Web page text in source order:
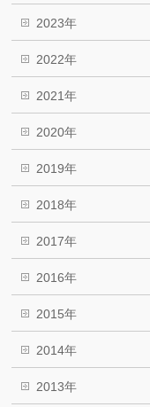
2023年
2022年
2021年
2020年
2019年
2018年
2017年
2016年
2015年
2014年
2013年